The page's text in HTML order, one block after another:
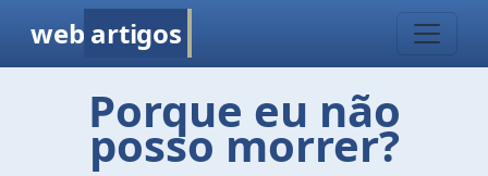
web artigos
Porque eu não
posso morrer?